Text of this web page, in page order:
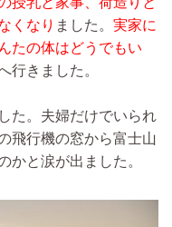
くなり ました。 実家に
たの体はどうでもい
行きました。
た。夫婦だけでいられ
飛行機の窓から富士山
かと涙が出ました。